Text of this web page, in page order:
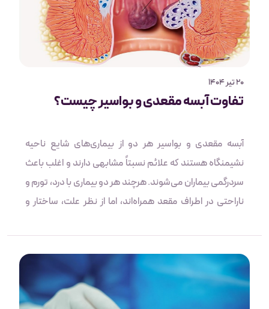
20 تیر 1404
تفاوت آبسه مقعدی و بواسیر چیست؟
آبسه مقعدی و بواسیر هر دو از بیماری‌های شایع ناحیه
نشیمنگاه هستند که علائم نسبتاً مشابهی دارند و اغلب باعث
سردرگمی بیماران می‌شوند. هرچند هر دو بیماری با درد، تورم و
ناراحتی در اطراف مقعد همراه‌اند، اما از نظر علت، ساختار و
دو عارضه برای انتخاب روش درمان مناسب و جلوگیری از
پیشرفت بیماری بسیار مهم است. در این مقاله، به بررسی دقیق
تفاوت آبسه مقعدی و بواسیر می‌پردازیم تا با درک بهتر علائم،
بتوانید تصمیم درستی در زمان مواجهه با آن‌ها بگیرید.